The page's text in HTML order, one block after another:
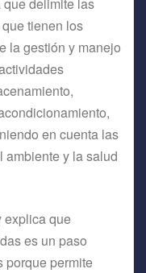
tienen los
la gestión y manejo
en cuenta las
ambiente y la salud
explica que
es un paso
porque permite